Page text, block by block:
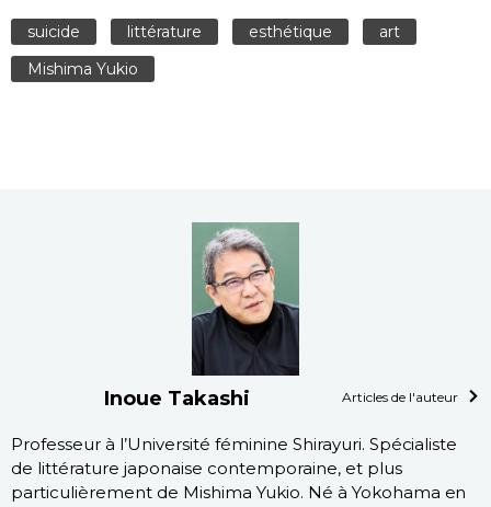
suicide littérature esthétique
art
Mishima Yukio
Inoue Takashi Articles de l'auteur
Professeur à l’Université féminine Shirayuri. Spécialiste
de littérature japonaise contemporaine, et plus
particulièrement de Mishima Yukio. Né à Yokohama en